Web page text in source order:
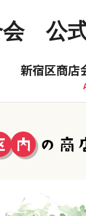
会 公
新宿区商店